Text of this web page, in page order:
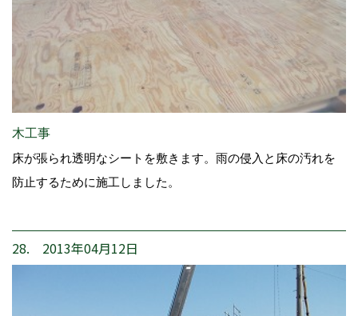
木工事
床が張られ透明なシートを敷きます。雨の侵入と床の汚れを
防止するために施工しました。
28. 2013年04月12日